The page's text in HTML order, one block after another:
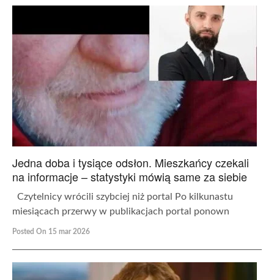
Jedna doba i tysiące odsłon. Mieszkańcy czekali
na informacje – statystyki mówią same za siebie
Czytelnicy wrócili szybciej niż portal Po kilkunastu
miesiącach przerwy w publikacjach portal ponown
Posted On 15 mar 2026